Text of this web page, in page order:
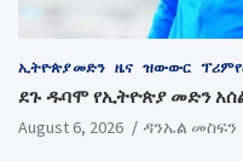
ኢትዮጵያ መድን ዜና ዝውውር
ደጉ ዱባሞ የኢትዮጵያ መድን
August 6, 2026 ዳንኤል መስፍን